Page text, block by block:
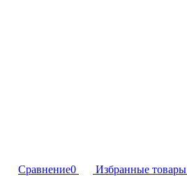
Сравнение0 Избранные товары